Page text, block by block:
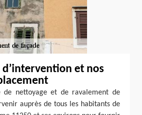
et nos
de nettoyage et de ravalement de
auprès de tous les habitants de